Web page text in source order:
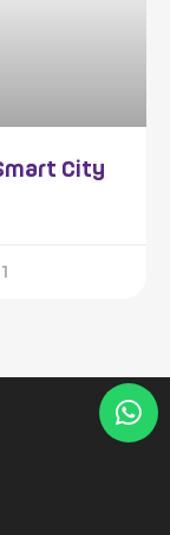
City